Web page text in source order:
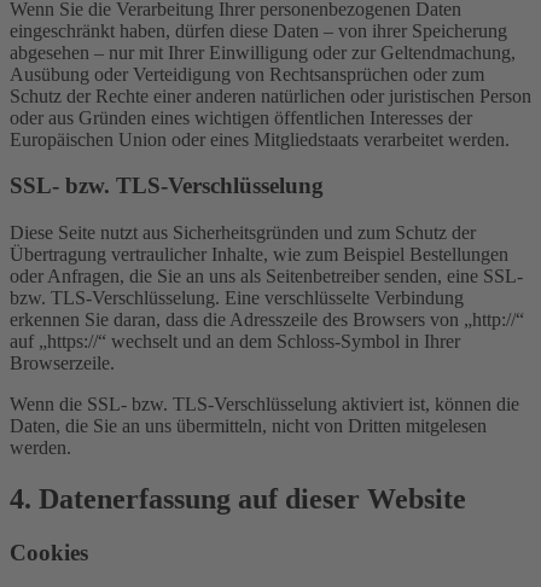
Wenn Sie die Verarbeitung Ihrer personenbezogenen Daten
eingeschränkt haben, dürfen diese Daten – von ihrer Speicherung
abgesehen – nur mit Ihrer Einwilligung oder zur Geltendmachung,
Ausübung oder Verteidigung von Rechtsansprüchen oder zum
Schutz der Rechte einer anderen natürlichen oder juristischen Person
oder aus Gründen eines wichtigen öffentlichen Interesses der
Europäischen Union oder eines Mitgliedstaats verarbeitet werden.
SSL- bzw. TLS-Verschlüsselung
Diese Seite nutzt aus Sicherheitsgründen und zum Schutz der
Übertragung vertraulicher Inhalte, wie zum Beispiel Bestellungen
oder Anfragen, die Sie an uns als Seitenbetreiber senden, eine SSL-
bzw. TLS-Verschlüsselung. Eine verschlüsselte Verbindung
erkennen Sie daran, dass die Adresszeile des Browsers von „http://“
auf „https://“ wechselt und an dem Schloss-Symbol in Ihrer
Browserzeile.
Wenn die SSL- bzw. TLS-Verschlüsselung aktiviert ist, können die
Daten, die Sie an uns übermitteln, nicht von Dritten mitgelesen
werden.
4. Datenerfassung auf dieser Website
Cookies